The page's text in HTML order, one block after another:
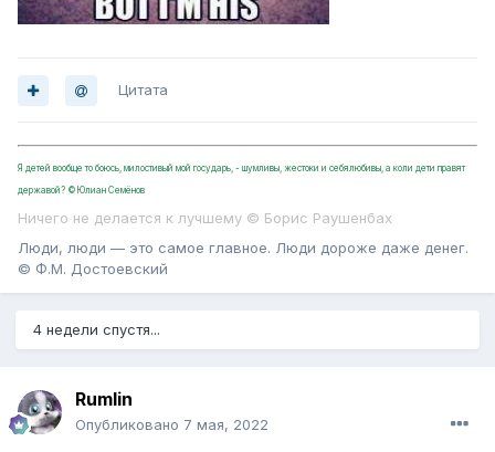
Цитата
Я детей вообще то боюсь, милостивый мой государь, - шумливы, жестоки и себялюбивы, а коли дети правят
державой? ©Юлиан Семёнов
Ничего не делается к лучшему © Борис Раушенбах
Люди, люди — это самое главное. Люди дороже даже денег.
© Ф.М. Достоевский
4 недели спустя...
Rumlin
Опубликовано 7 мая, 2022